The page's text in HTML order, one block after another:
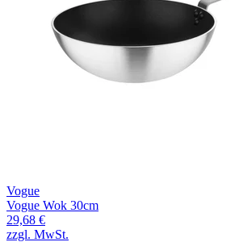
Vogue
Vogue Wok 30cm
29,68 €
zzgl. MwSt.